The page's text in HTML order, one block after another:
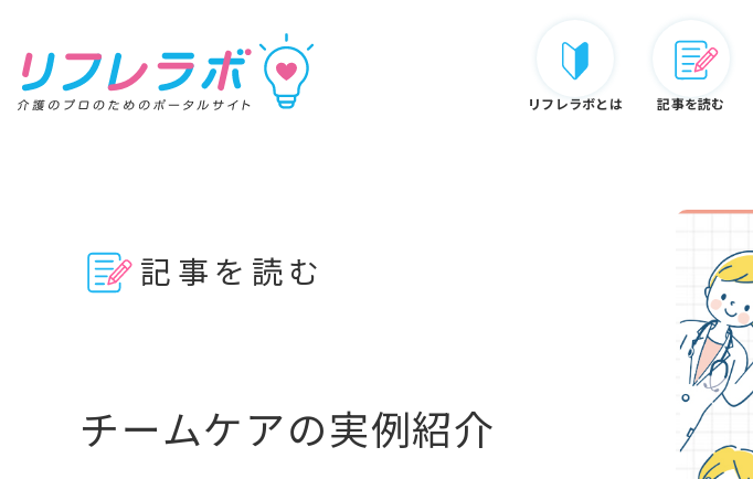
リフレラボとは 記事を読む
認定資格
キーワードから探す
記事を読む
チームケアの実例紹介